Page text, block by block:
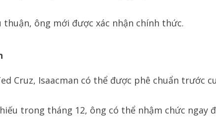
thuận, ông mới được xác nhận chính thức.
Cruz, Isaacman có thể được phê chuẩn trước
trong tháng 12, ông có thể nhậm chức ngay